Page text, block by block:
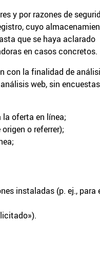
y por razones de
cuyo
que se haya aclarado
en casos concretos.
con la finalidad de
web, sin
oferta en línea;
o referrer);
instaladas (p. ej., para